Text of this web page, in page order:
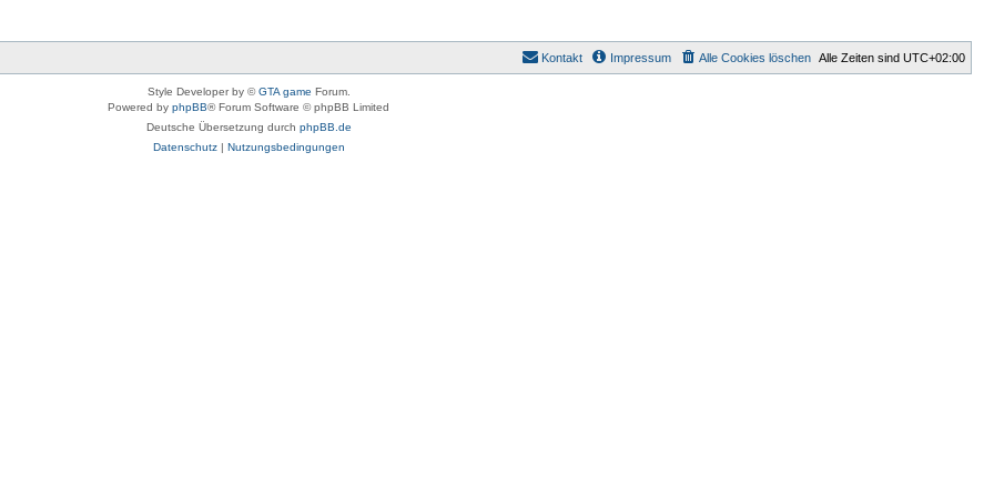
Alle Zeiten sind UTC+02:00
Alle Cookies löschen
Impressum
Kontakt
Style Developer by ©GTA game Forum.
Powered by phpBB® Forum Software © phpBB Limited
Deutsche Übersetzung durch phpBB.de
Datenschutz| Nutzungsbedingungen